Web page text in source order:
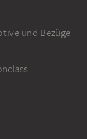
und Bezüge